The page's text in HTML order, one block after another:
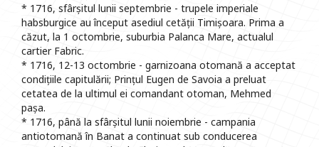
* 1716, sfârșitul lunii septembrie - trupele imperiale
habsburgice au început asediul cetății Timișoara. Prima a
căzut, la 1 octombrie, suburbia Palanca Mare, actualul
cartier Fabric.
* 1716, 12-13 octombrie - garnizoana otomană a acceptat
condițiile capitulării; Prințul Eugen de Savoia a preluat
cetatea de la ultimul ei comandant otoman, Mehmed
pașa.
* 1716, până la sfârșitul lunii noiembrie - campania
antiotomană în Banat a continuat sub conducerea